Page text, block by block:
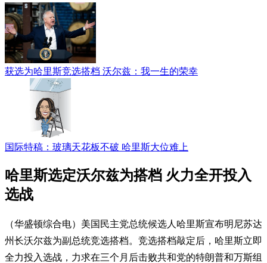
获选为哈里斯竞选搭档 沃尔兹：我一生的荣幸
国际特稿：玻璃天花板不破 哈里斯大位难上
哈里斯选定沃尔兹为搭档 火力全开投入
选战
（华盛顿综合电）美国民主党总统候选人哈里斯宣布明尼苏达
州长沃尔兹为副总统竞选搭档。竞选搭档敲定后，哈里斯立即
全力投入选战，力求在三个月后击败共和党的特朗普和万斯组